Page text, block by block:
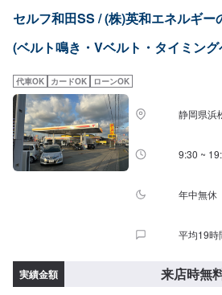
セルフ和田SS / (株)英和エネルギー
(ベルト鳴き・Vベルト・タイミン
代車OK カードOK ローンOK
静岡県浜
9:30 ~
年中無休
平均19時
実績金額 来店時無